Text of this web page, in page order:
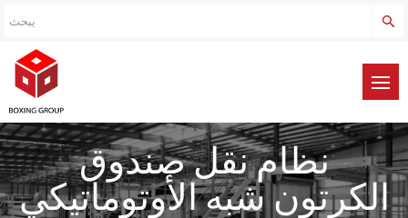
نظام نقل صندوق
الكرتون شبه الأوتوماتيكي